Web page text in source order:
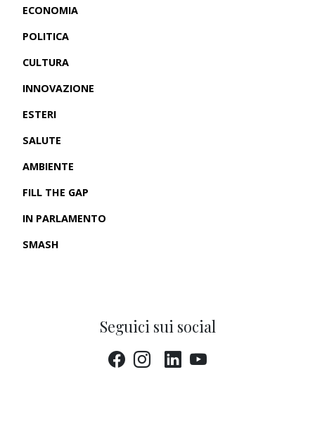
ECONOMIA
POLITICA
CULTURA
INNOVAZIONE
ESTERI
SALUTE
AMBIENTE
FILL THE GAP
IN PARLAMENTO
SMASH
Seguici sui social